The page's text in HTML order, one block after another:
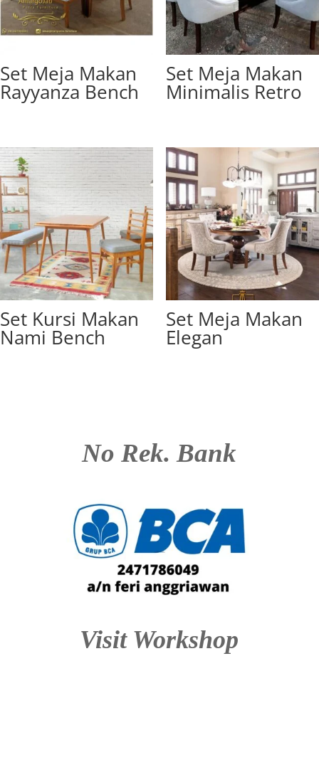
Set Meja Makan
Rayyanza Bench
Set Meja Makan
Minimalis Retro
Set Kursi Makan
Nami Bench
Set Meja Makan
Elegan
No Rek. Bank
Visit Workshop